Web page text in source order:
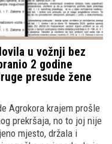
u vožnji bez
2 godine
presude žene
Agrokora krajem prošle
prekršaja, no to joj nije
mjesto, držala i